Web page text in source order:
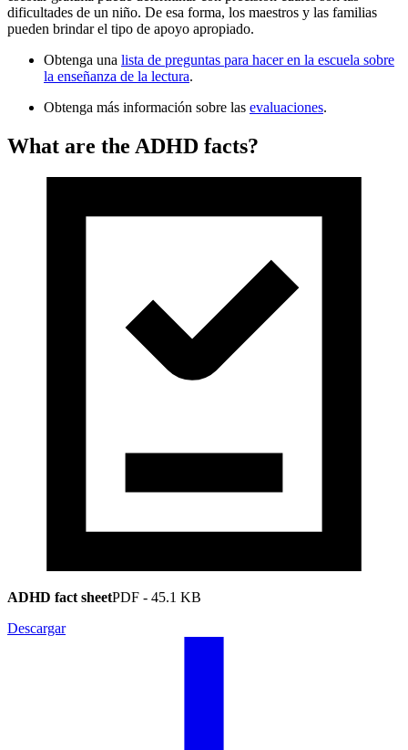
dificultades de un niño. De esa forma, los maestros y las familias
pueden brindar el tipo de apoyo apropiado.
Obtenga una lista de preguntas para hacer en la escuela sobre
la enseñanza de la lectura.
Obtenga más información sobre las evaluaciones.
What are the ADHD facts?
ADHD fact sheetPDF - 45.1 KB
Descargar